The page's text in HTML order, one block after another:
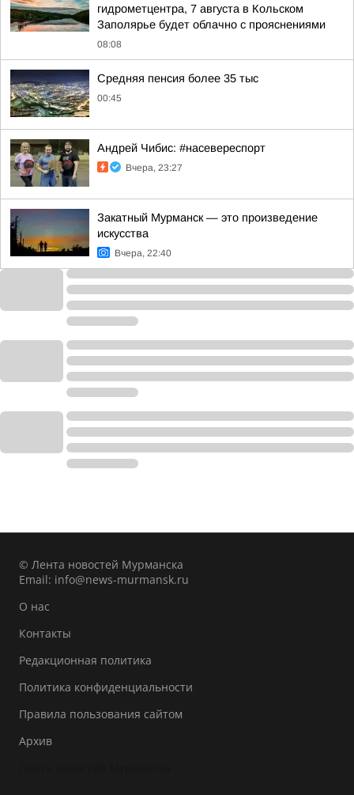
гидрометцентра, 7 августа в Кольском
Заполярье будет облачно с прояснениями
08:08
Средняя пенсия более 35 тыс
00:45
Андрей Чибис: #насевереспорт
Вчера, 23:27
Закатный Мурманск — это произведение
искусства
Вчера, 22:40
© Лента новостей Мурманска
Email: info@news-murmansk.ru
О нас
Контакты
Редакционная политика
Политика конфиденциальности
Правила пользования сайтом
Архив